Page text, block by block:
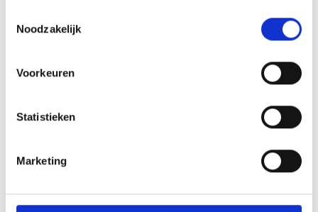
Noodzakelijk
Voorkeuren
Statistieken
Marketing